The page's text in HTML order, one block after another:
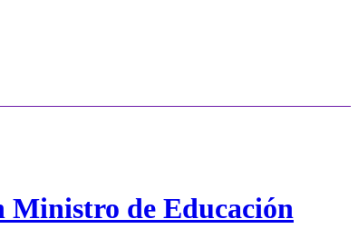
Ministro de Educación